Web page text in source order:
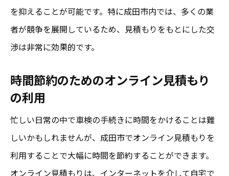
を抑えることが可能です。特に成田市内では、多くの業
者が競争を展開しているため、見積もりをもとにした交
渉は非常に効果的です。
時間節約のためのオンライン見積もり
の利用
忙しい日常の中で車検の手続きに時間をかけることは難
しいかもしれませんが、成田市でオンライン見積もりを
利用することで大幅に時間を節約することができます。
オンライン見積もりは、インターネットを介して自宅で